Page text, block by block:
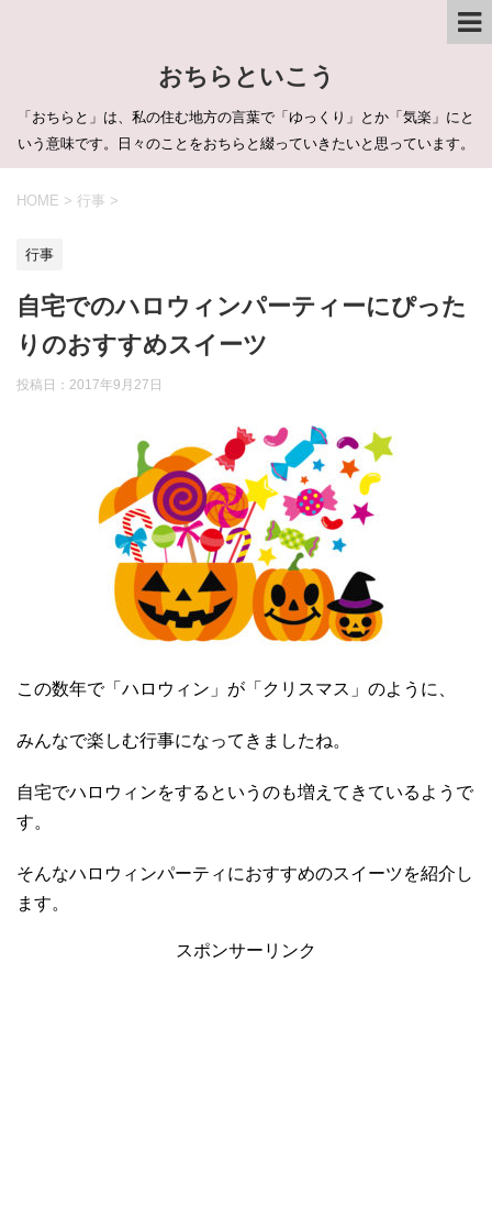
おちらといこう
「おちらと」は、私の住む地方の言葉で「ゆっくり」とか「気楽」にと
いう意味です。日々のことをおちらと綴っていきたいと思っています。
HOME > 行事 >
行事
自宅でのハロウィンパーティーにぴった
りのおすすめスイーツ
投稿日： 2017年9月27日
この数年で「ハロウィン」が「クリスマス」のように、
みんなで楽しむ行事になってきましたね。
自宅でハロウィンをするというのも増えてきているようで
す。
そんなハロウィンパーティにおすすめのスイーツを紹介し
ます。
スポンサーリンク